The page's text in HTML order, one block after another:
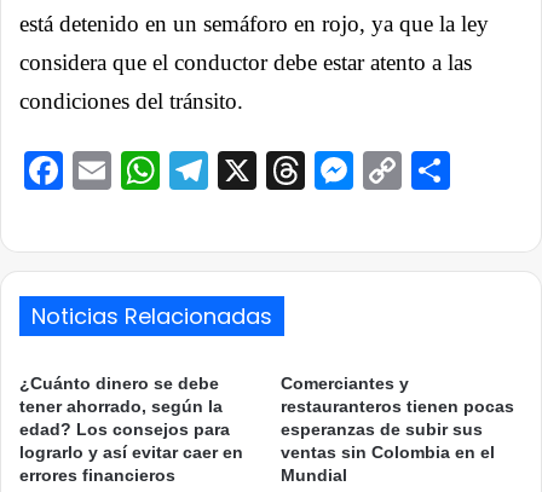
está detenido en un semáforo en rojo, ya que la ley
considera que el conductor debe estar atento a las
condiciones del tránsito.
Facebook
EmailWhatsApp
Telegram
X ThreadsCopy
Noticias Relacionadas
¿Cuánto dinero se debe
tener ahorrado, según la
edad? Los consejos para
lograrlo y así evitar caer en
errores financieros
Comerciantes y
restauranteros tienen pocas
esperanzas de subir sus
ventas sin Colombia en el
Mundial